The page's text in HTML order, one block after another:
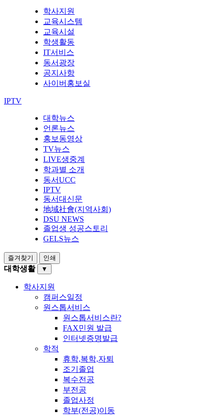
학사지원
교육시스템
교육시설
학생활동
IT서비스
동서광장
공지사항
사이버홍보실
IPTV
대학뉴스
언론뉴스
홍보동영상
TV뉴스
LIVE생중계
학과별 소개
동서UCC
IPTV
동서대신문
地域社會(지역사회)
DSU NEWS
졸업생 성공스토리
GELS뉴스
즐겨찾기 인쇄
대학생활 ▼
학사지원
캠퍼스일정
원스톱서비스
원스톱서비스란?
FAX민원 발급
인터넷증명발급
학적
휴학,복학,자퇴
조기졸업
복수전공
부전공
졸업사정
학부(전공)이동